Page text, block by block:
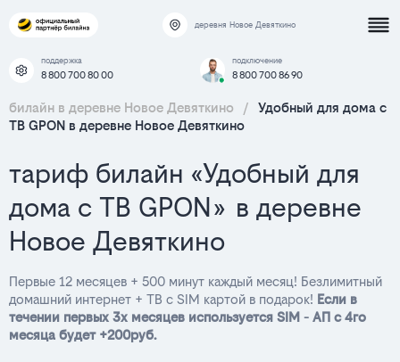
деревня Новое Девяткино
поддержка
8 800 700 80 00
подключение
8 800 700 86 90
билайн в деревне Новое Девяткино /
Удобный для дома с
ТВ GPON в деревне Новое Девяткино
тариф билайн «Удобный для
дома с ТВ GPON» в деревне
Новое Девяткино
Первые 12 месяцев + 500 минут каждый месяц! Безлимитный
домашний интернет + ТВ с SIM картой в подарок! Если в
течении первых 3х месяцев используется SIM - АП с 4го
месяца будет +200руб.